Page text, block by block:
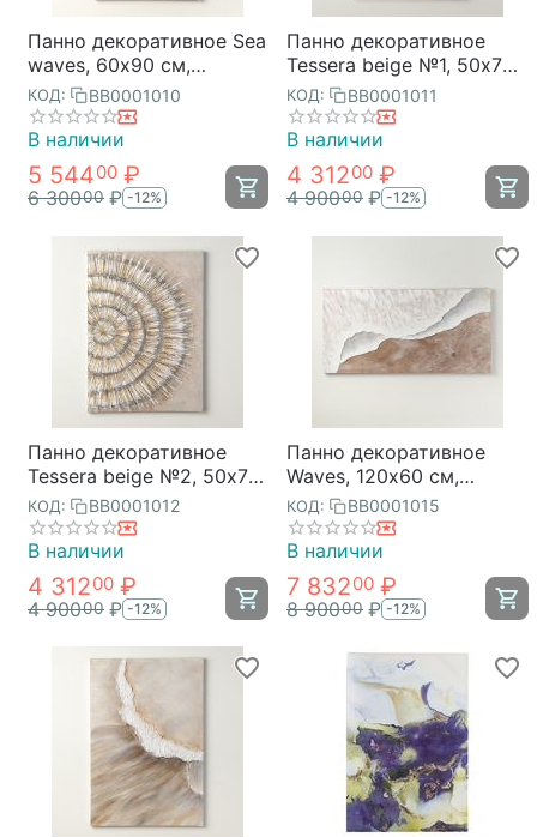
Панно декоративное Sea
waves, 60х90 см,
Bergenson Bjorn
КОД: BB0001010
В наличии
5 54400 ₽
6 30000 ₽ -12%
Панно декоративное
Tessera beige №1, 50х70
см, Bergenson Bjorn
КОД: BB0001011
В наличии
4 31200 ₽
4 90000 ₽ -12%
Панно декоративное
Tessera beige №2, 50х70
см, Bergenson Bjorn
КОД: BB0001012
В наличии
4 31200 ₽
4 90000 ₽ -12%
Панно декоративное
Waves, 120х60 см,
Bergenson Bjorn
КОД: BB0001015
В наличии
7 83200 ₽
8 90000 ₽ -12%